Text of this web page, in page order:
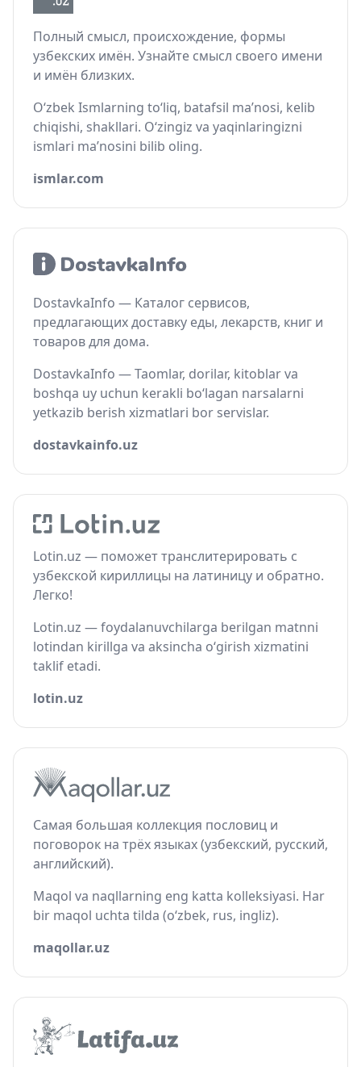
Полный смысл, происхождение, формы
узбекских имён. Узнайте смысл своего имени
и имён близких.
O‘zbek Ismlarning to‘liq, batafsil ma’nosi, kelib
chiqishi, shakllari. O‘zingiz va yaqinlaringizni
ismlari ma’nosini bilib oling.
ismlar.com
DostavkaInfo — Каталог сервисов,
предлагающих доставку еды, лекарств, книг и
товаров для дома.
DostavkaInfo — Taomlar, dorilar, kitoblar va
boshqa uy uchun kerakli bo‘lagan narsalarni
yetkazib berish xizmatlari bor servislar.
dostavkainfo.uz
Lotin.uz — поможет транслитерировать с
узбекской кириллицы на латиницу и обратно.
Легко!
Lotin.uz — foydalanuvchilarga berilgan matnni
lotindan kirillga va aksincha o‘girish xizmatini
taklif etadi.
lotin.uz
Самая большая коллекция пословиц и
поговорок на трёх языках (узбекский, русский,
английский).
Maqol va naqllarning eng katta kolleksiyasi. Har
bir maqol uchta tilda (o‘zbek, rus, ingliz).
maqollar.uz